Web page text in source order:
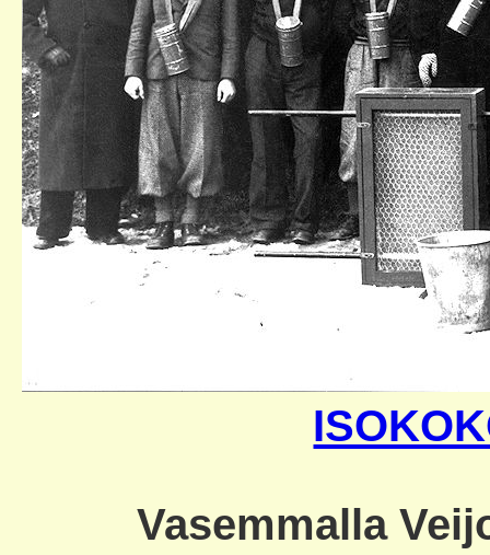
Vasemmalla